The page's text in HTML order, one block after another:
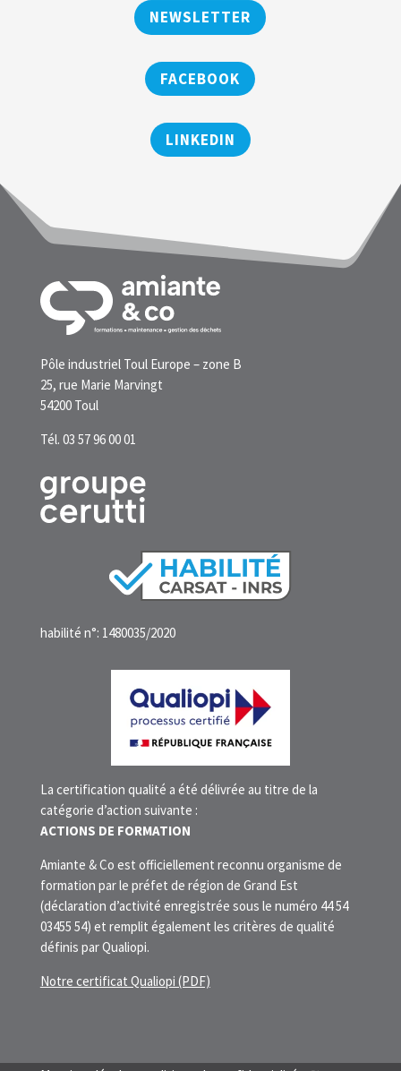
NEWSLETTER
FACEBOOK
LINKEDIN
Pôle industriel Toul Europe – zone B
25, rue Marie Marvingt
54200 Toul
Tél. 03 57 96 00 01
habilité n°: 1480035/2020
La certification qualité a été délivrée au titre de la
catégorie d’action suivante :
ACTIONS DE FORMATION
Amiante & Co est officiellement reconnu organisme de
formation par le préfet de région de Grand Est
(déclaration d’activité enregistrée sous le numéro 44 54
03455 54) et remplit également les critères de qualité
définis par Qualiopi.
Notre certificat Qualiopi (PDF)